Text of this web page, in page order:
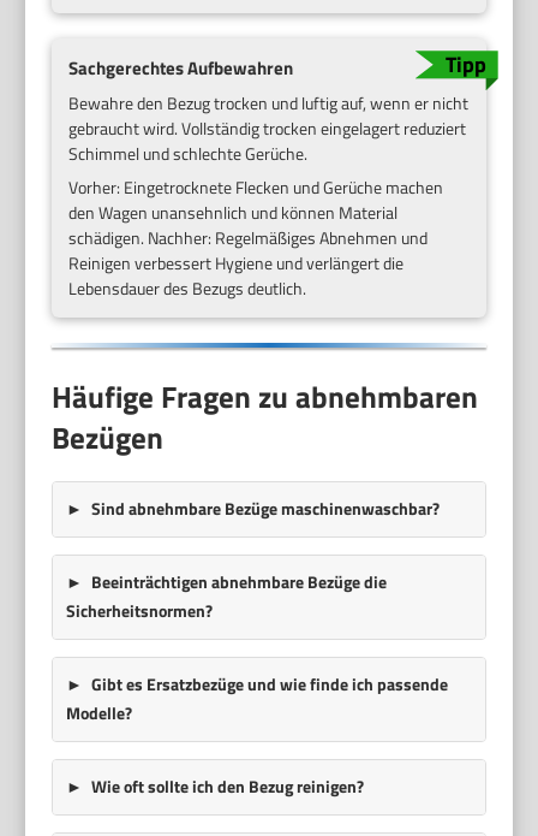
Sachgerechtes Aufbewahren
Bewahre den Bezug trocken und luftig auf, wenn er nicht
gebraucht wird. Vollständig trocken eingelagert reduziert
Schimmel und schlechte Gerüche.
Vorher: Eingetrocknete Flecken und Gerüche machen
den Wagen unansehnlich und können Material
schädigen. Nachher: Regelmäßiges Abnehmen und
Reinigen verbessert Hygiene und verlängert die
Lebensdauer des Bezugs deutlich.
Häufige Fragen zu abnehmbaren
Bezügen
Sind abnehmbare Bezüge maschinenwaschbar?
Beeinträchtigen abnehmbare Bezüge die
Sicherheitsnormen?
Gibt es Ersatzbezüge und wie finde ich passende
Modelle?
Wie oft sollte ich den Bezug reinigen?